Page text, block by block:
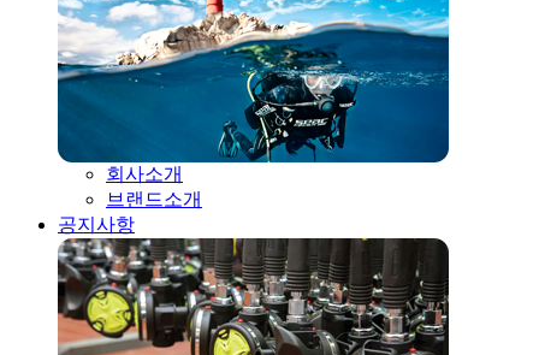
회사소개
브랜드소개
공지사항